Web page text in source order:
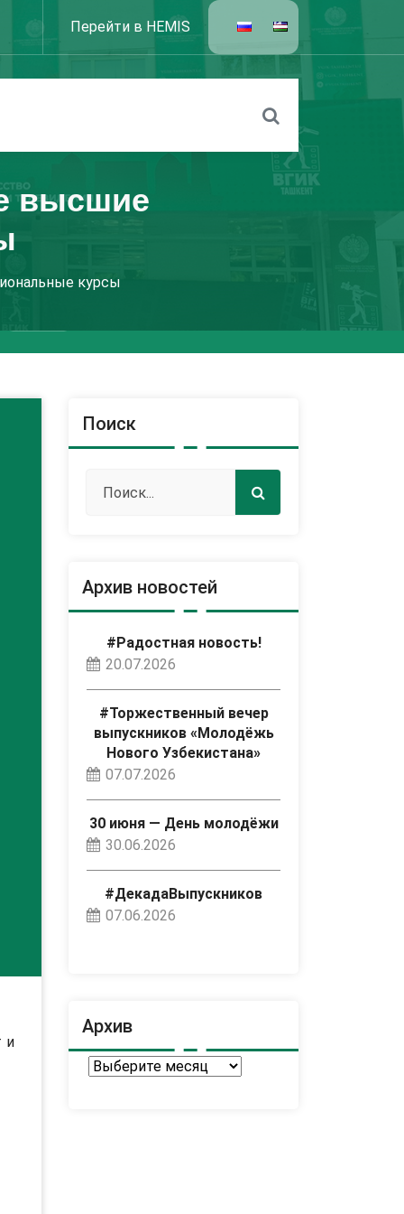
Перейти в HEMIS
высшие
курсы
и
Поиск
Архив новостей
#Радостная новость!
20.07.2026
#Торжественный вечер
выпускников «Молодёжь
Нового Узбекистана»
07.07.2026
30 июня — День молодёжи
30.06.2026
#ДекадаВыпускников
07.06.2026
Архив
Архив